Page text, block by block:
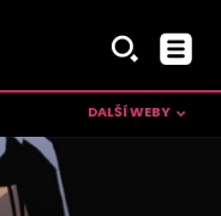
DALŠÍ WEBY